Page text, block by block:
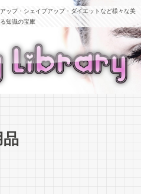
ップ・シェイプアップ・ダイエットなど様々な美
知識の宝庫